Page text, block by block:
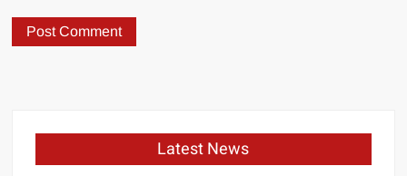
Latest News